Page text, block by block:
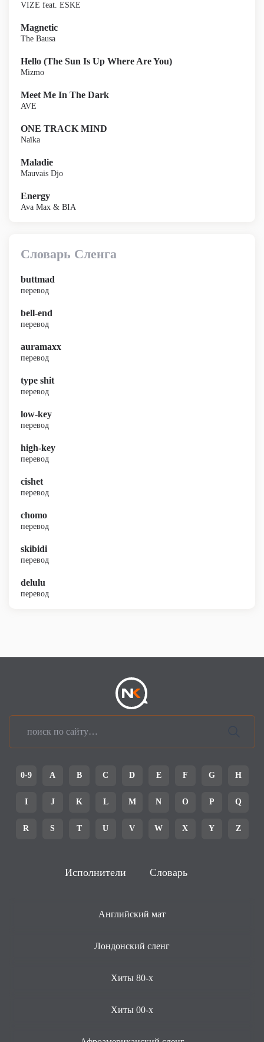
VIZE feat. ESKE
Magnetic
The Bausa
Hello (The Sun Is Up Where Are You)
Mizmo
Meet Me In The Dark
AVE
ONE TRACK MIND
Naïka
Maladie
Mauvais Djo
Energy
Ava Max & BIA
Словарь Сленга
buttmad
перевод
bell-end
перевод
auramaxx
перевод
type shit
перевод
low-key
перевод
high-key
перевод
cishet
перевод
chomo
перевод
skibidi
перевод
delulu
перевод
0-9 A B C D E F G H
I J K L M N O P Q
R S T U V W X Y Z
Исполнители Словарь
Английский мат
Лондонский сленг
Хиты 80-х
Хиты 00-х